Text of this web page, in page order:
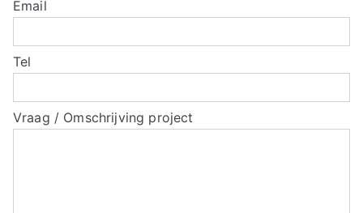
Email
Tel
Vraag / Omschrijving project